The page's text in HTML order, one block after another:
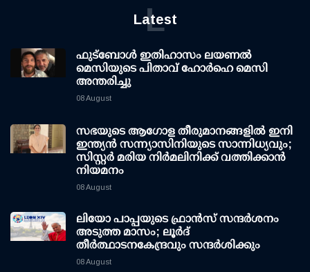
Latest
L
ഫുട്ബോൾ ഇതിഹാസം ലയണൽ
മെസിയുടെ പിതാവ് ഹോർഹെ മെസി
അന്തരിച്ചു
08 August
സഭയുടെ ആഗോള തീരുമാനങ്ങളിൽ ഇനി
ഇന്ത്യൻ സന്ന്യാസിനിയുടെ സാന്നിധ്യവും;
സിസ്റ്റർ മരിയ നിർമലിനിക്ക് വത്തിക്കാൻ
നിയമനം
08 August
ലിയോ പാപ്പയുടെ ഫ്രാൻസ് സന്ദർശനം
അടുത്ത മാസം; ലൂർദ്
തീർത്ഥാടനകേന്ദ്രവും സന്ദർശിക്കും
08 August